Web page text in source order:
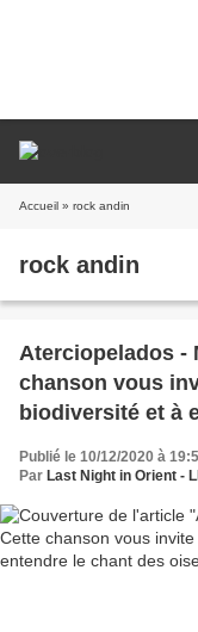
Accueil » rock andin
rock andin
Aterciopelados -
chanson vous
biodiversité et à
Publié le 10/12/2020 à
Par Last Night in Orient -